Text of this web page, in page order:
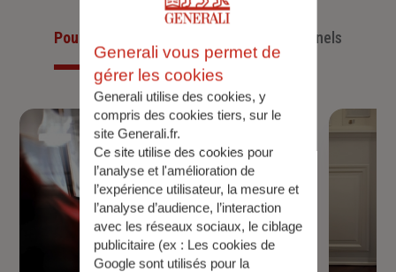
Pour les particuliers Pour les professionnels
Generali vous permet de
gérer les cookies
Generali utilise des cookies, y
compris des cookies tiers, sur le
site Generali.fr.
Ce site utilise des cookies pour
l’analyse et l'amélioration de
l’expérience utilisateur, la mesure et
l’analyse d’audience, l’interaction
avec les réseaux sociaux, le ciblage
publicitaire (ex : Les cookies de
Google sont utilisés pour la